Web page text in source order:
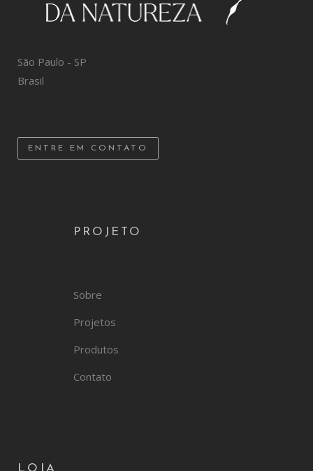
São Paulo - SP
Brasil
ENTRE EM CONTATO
PROJETO
Sobre
Projetos
Produtos
Contato
LOJA